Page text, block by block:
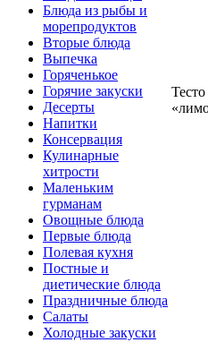
Блюда из рыбы и
морепродуктов
Вторые блюда
Выпечка
Горяченькое
Горячие закуски
Десерты
Напитки
Консервация
Кулинарные
хитрости
Маленьким
гурманам
Овощные блюда
Первые блюда
Полевая кухня
Постные и
диетические блюда
Праздничные блюда
Салаты
Холодные закуски